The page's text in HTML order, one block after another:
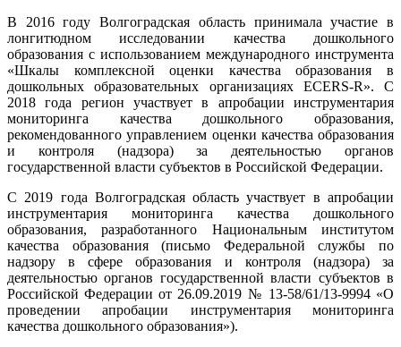
В 2016 году Волгоградская область принимала участие в
лонгитюдном исследовании качества дошкольного
образования с использованием международного инструмента
«Шкалы комплексной оценки качества образования в
дошкольных образовательных организациях ECERS-R». С
2018 года регион участвует в апробации инструментария
мониторинга качества дошкольного образования,
рекомендованного управлением оценки качества образования
и контроля (надзора) за деятельностью органов
государственной власти субъектов в Российской Федерации.
С 2019 года Волгоградская область участвует в апробации
инструментария мониторинга качества дошкольного
образования, разработанного Национальным институтом
качества образования (письмо Федеральной службы по
надзору в сфере образования и контроля (надзора) за
деятельностью органов государственной власти субъектов в
Российской Федерации от 26.09.2019 № 13-58/61/13-9994 «О
проведении апробации инструментария мониторинга
качества дошкольного образования»).